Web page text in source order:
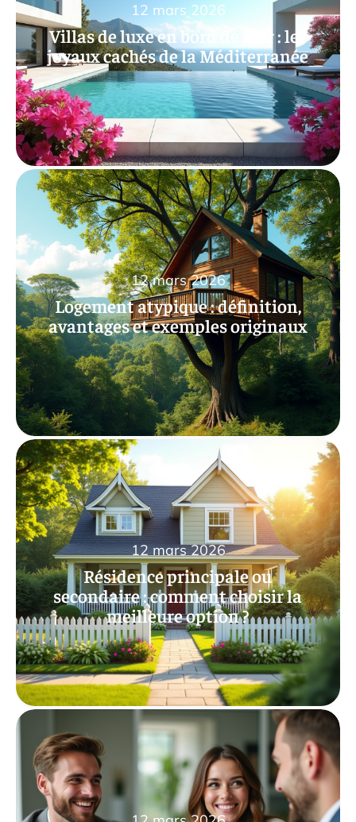
Villas de luxe en bord de mer : les
joyaux cachés de la Méditerranée
12 mars 2026
Logement atypique : définition,
avantages et exemples originaux
12 mars 2026
Résidence principale ou
secondaire : comment choisir la
meilleure option ?
12 mars 2026